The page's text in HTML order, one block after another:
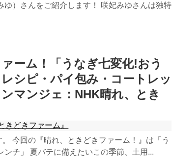
ゆ）さんをご紹介します！ 咲妃みゆさんは独特
ーム！「うなぎ七変化!おう
シピ・パイ包み・コートレッ
マンジェ：NHK晴れ、とき
きどきファーム』
今回の『晴れ、ときどきファーム！』は「う
ンチ」 夏バテに備えたいこの季節、土用...